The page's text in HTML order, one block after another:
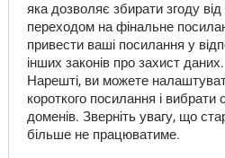
яка дозволяє збирати згоду
переходом на фінальне
привести ваші посилання у
інших законів про захист даних.
Нарешті, ви можете
короткого посилання і вибрати
доменів. Зверніть увагу, що
більше не працюватиме.